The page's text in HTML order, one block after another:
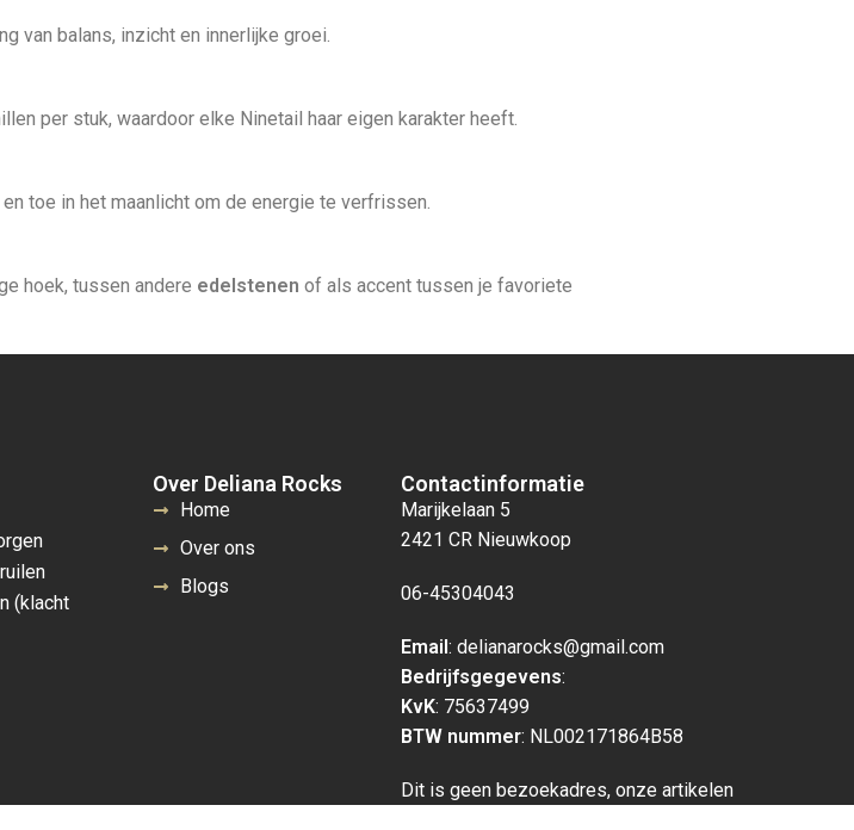
van balans, inzicht en innerlijke groei.
per stuk, waardoor elke Ninetail haar eigen karakter heeft.
toe in het maanlicht om de energie te verfrissen.
hoek, tussen andere edelstenen of als accent tussen je favoriete
(klacht
Over Deliana Rocks
Home
Over ons
Blogs
Contactinformatie
Marijkelaan 5
2421 CR Nieuwkoop
06-45304043
Email: delianarocks@gmail.com
Bedrijfsgegevens:
KvK: 75637499
BTW nummer: NL002171864B58
Dit is geen bezoekadres, onze artikelen